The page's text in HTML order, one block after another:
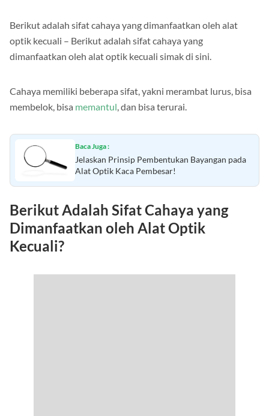
Berikut adalah sifat cahaya yang dimanfaatkan oleh alat
optik kecuali – Berikut adalah sifat cahaya yang
dimanfaatkan oleh alat optik kecuali simak di sini.
Cahaya memiliki beberapa sifat, yakni merambat lurus, bisa
membelok, bisa memantul, dan bisa terurai.
Baca Juga :
Jelaskan Prinsip Pembentukan Bayangan pada
Alat Optik Kaca Pembesar!
Berikut Adalah Sifat Cahaya yang
Dimanfaatkan oleh Alat Optik
Kecuali?